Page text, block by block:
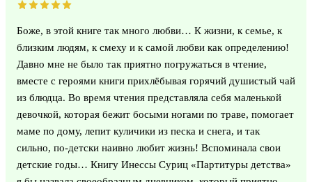
Боже, в этой книге так много любви… К жизни, к семье, к
близким людям, к смеху и к самой любви как определению!
Давно мне не было так приятно погружаться в чтение,
вместе с героями книги прихлёбывая горячий душистый чай
из блюдца. Во время чтения представляла себя маленькой
девочкой, которая бежит босыми ногами по траве, помогает
маме по дому, лепит куличики из песка и снега, и так
сильно, по-детски наивно любит жизнь! Вспоминала свои
детские годы… Книгу Инессы Суриц «Партитуры детства»